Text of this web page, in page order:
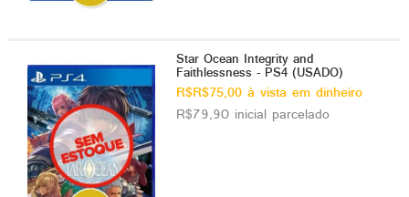
Star Ocean Integrity and
Faithlessness - PS4 (USADO)
R$R$75,00 à vista em dinheiro
R$79,90 inicial parcelado